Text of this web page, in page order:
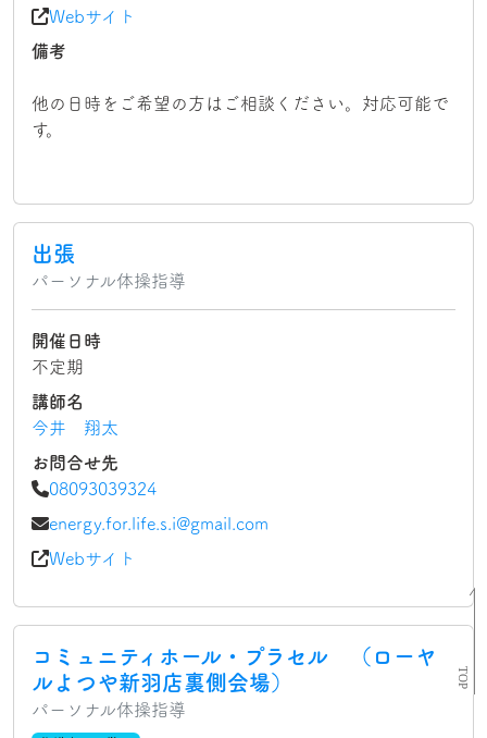
Webサイト
備考
他の日時をご希望の方はご相談ください。対応可能で
す。
出張
パーソナル体操指導
開催日時
不定期
講師名
今井 翔太
お問合せ先
08093039324
energy.for.life.s.i@gmail.com
Webサイト
コミュニティホール・プラセル （ローヤ
ルよつや新羽店裏側会場）
パーソナル体操指導